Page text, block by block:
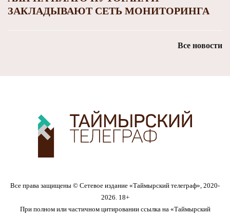
ЗАКЛАДЫВАЮТ СЕТЬ МОНИТОРИНГА
Все новости
Все права защищены © Сетевое издание «Таймырский телеграф», 2020-
2026. 18+
При полном или частичном цитировании ссылка на «Таймырский